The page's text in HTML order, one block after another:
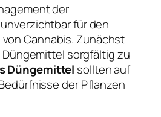
der
für den
Cannabis. Zunächst
sorgfältig zu
Düngemittel sollten auf
der Pflanzen